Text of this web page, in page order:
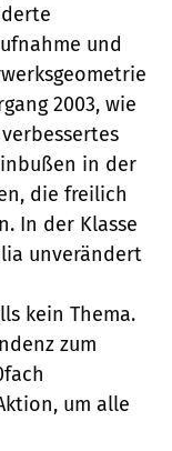
und
2003, wie
in der
die freilich
In der Klasse
unverändert
kein Thema.
zum
um alle